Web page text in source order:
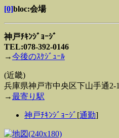
[0]bloc:会場
神戸ﾁｷﾝｼﾞｮｰｼﾞ
TEL:078-392-0146
→今後のｽｹｼﾞｭｰﾙ
(近畿)
兵庫県神戸市中央区下山手通2-
→最寄り駅
神戸ﾁｷﾝｼﾞｮｰｼﾞ [通勤]